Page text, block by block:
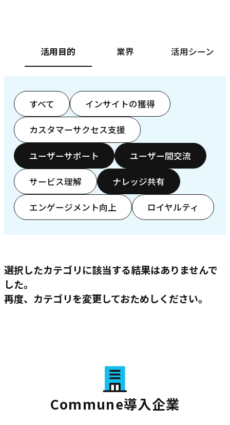
活用目的 業界 活用シーン
すべて インサイトの獲得
カスタマーサクセス支援
ユーザーサポート ユーザー間交流
サービス理解 ナレッジ共有
エンゲージメント向上 ロイヤルティ
選択したカテゴリに該当する結果はありませんで
した。
再度、カテゴリを変更しておためしください。
Commune導入企業